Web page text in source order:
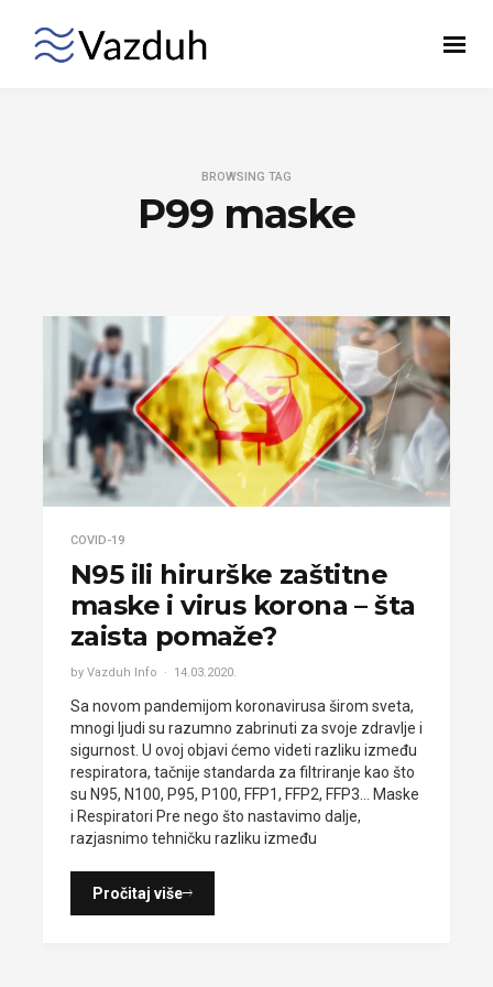
BROWSING TAG
P99 maske
COVID-19
N95 ili hirurške zaštitne
maske i virus korona – šta
zaista pomaže?
by Vazduh Info 14.03.2020.
Sa novom pandemijom koronavirusa širom sveta,
mnogi ljudi su razumno zabrinuti za svoje zdravlje i
sigurnost. U ovoj objavi ćemo videti razliku između
respiratora, tačnije standarda za filtriranje kao što
su N95, N100, P95, P100, FFP1, FFP2, FFP3… Maske
i Respiratori Pre nego što nastavimo dalje,
razjasnimo tehničku razliku između
Pročitaj više